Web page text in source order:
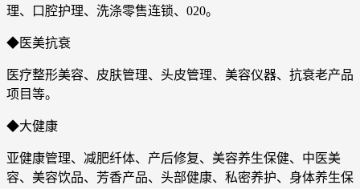
理、口腔护理、洗涤零售连锁、020。
◆医美抗衰
医疗整形美容、皮肤管理、头皮管理、美容仪器、抗衰老产品
项目等。
◆大健康
亚健康管理、减肥纤体、产后修复、美容养生保健、中医美
容、美容饮品、芳香产品、头部健康、私密养护、身体养生保